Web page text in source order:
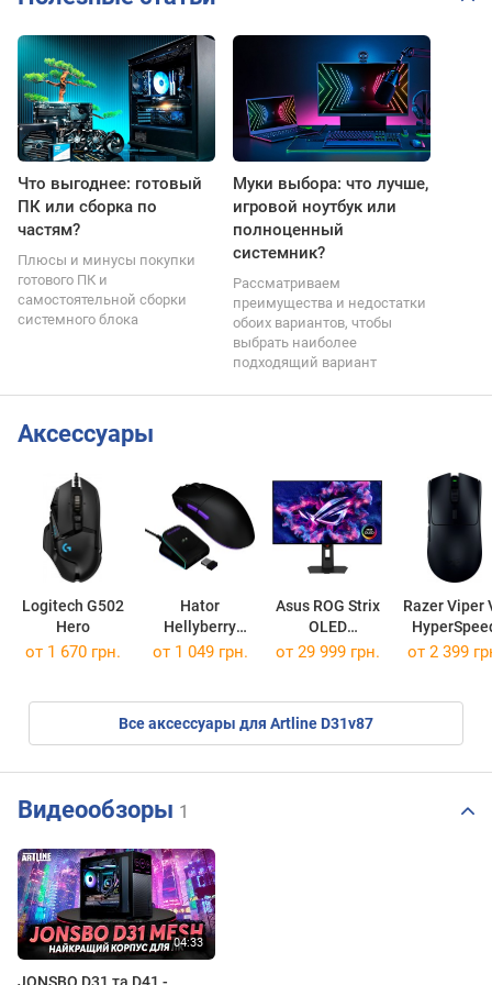
Что выгоднее: готовый
ПК или сборка по
частям?
Плюсы и минусы покупки
готового ПК и
самостоятельной сборки
системного блока
Муки выбора: что лучше,
игровой ноутбук или
полноценный
системник?
Рассматриваем
преимущества и недостатки
обоих вариантов, чтобы
выбрать наиболее
подходящий вариант
Аксессуары
Logitech G502
Hero
Hator
Hellyberry
HM47
Asus ROG Strix
OLED
XG27AQWMG
Razer Viper
от 1 670 грн. от 1 049 грн. от 29 999 грн. от 2 399
Все аксессуары для Artline D31v87
Видеообзоры 1
JONSBO D31 та D41 -